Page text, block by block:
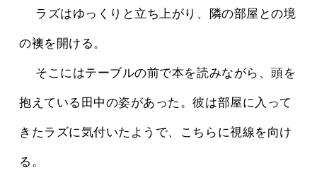
の襖を開ける。
抱えている田中の姿があった。彼は部屋に入って
きたラズに気付いたようで、こちらに視線を向け
る。